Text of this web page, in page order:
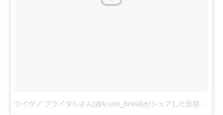
ケイウノ ブライダルさん(@k.uno_bridal)がシェアした投稿